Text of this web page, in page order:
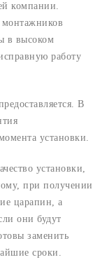
компании.
в высоком
работу
В
установки.
установки,
при получении
царапин, а
они будут
заменить
сроки.